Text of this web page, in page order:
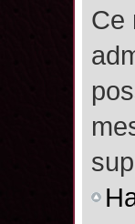
Ce